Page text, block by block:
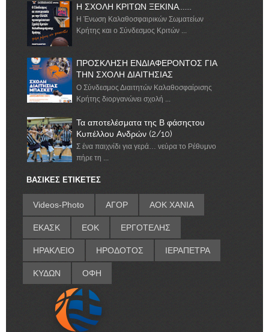
Η ΣΧΟΛΗ ΚΡΙΤΩΝ ΞΕΚΙΝΑ.......
Η Ένωση Καλαθοσφαιρικών Σωματείων
Κρήτης και ο Σύνδεσμος Κριτών ...
ΠΡΟΣΚΛΗΣΗ ΕΝΔΙΑΦΕΡΟΝΤΟΣ ΓΙΑ
ΤΗΝ ΣΧΟΛΗ ΔΙΑΙΤΗΣΙΑΣ
Ο Σύνδεσμος Διαιτητών Καλαθοσφαίρισης
Κρήτης διοργανώνει σχολή ...
Τα αποτελέσματα της Β φάσηςτου
Κυπέλλου Ανδρών (2/10)
Σ ένα παιχνίδι για γερά… νεύρα το Ρέθυμνο
πήρε τη ...
ΒΑΣΙΚΕΣ ΕΤΙΚΕΤΕΣ
Videos-Photo ΑΓΟΡ ΑΟΚ ΧΑΝΙΑ
ΕΚΑΣΚ ΕΟΚ ΕΡΓΟΤΕΛΗΣ
ΗΡΑΚΛΕΙΟ ΗΡΟΔΟΤΟΣ ΙΕΡΑΠΕΤΡΑ
ΚΥΔΩΝ ΟΦΗ